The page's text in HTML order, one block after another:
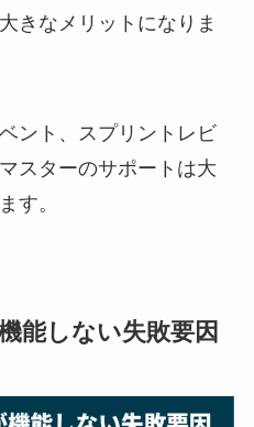
きなメリットになりま
ント、スプリントレビ
スターのサポートは大
す。
能しない失敗要因